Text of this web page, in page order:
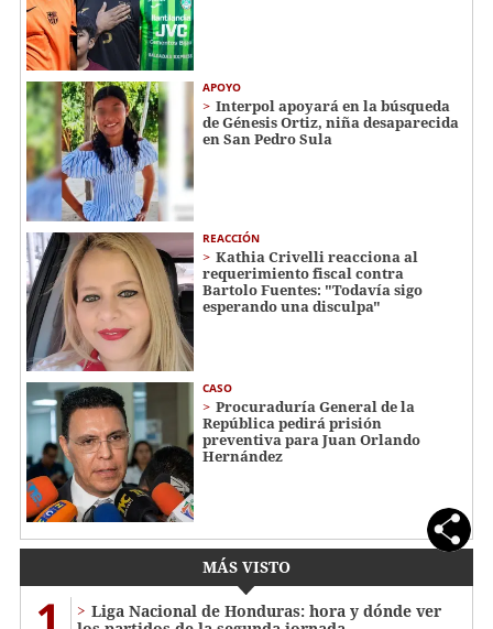
APOYO
Interpol apoyará en la búsqueda
de Génesis Ortiz, niña desaparecida
en San Pedro Sula
REACCIÓN
Kathia Crivelli reacciona al
requerimiento fiscal contra
Bartolo Fuentes: "Todavía sigo
esperando una disculpa"
CASO
Procuraduría General de la
República pedirá prisión
preventiva para Juan Orlando
Hernández
MÁS VISTO
Liga Nacional de Honduras: hora y dónde ver